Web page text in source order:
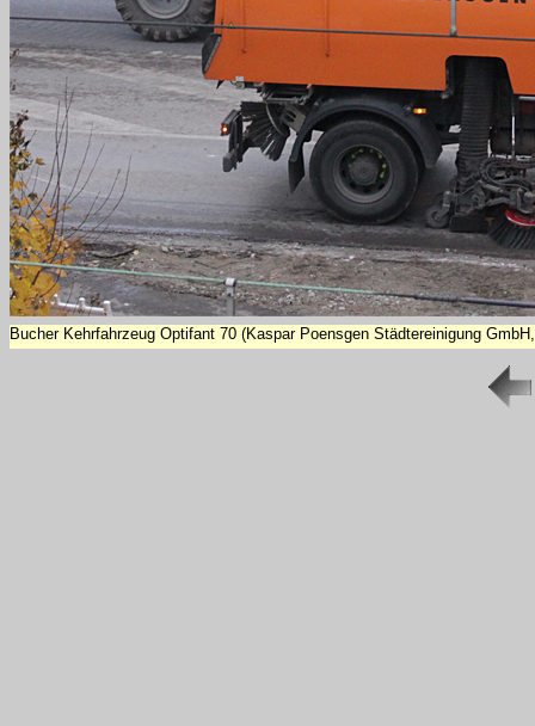
Bucher Kehrfahrzeug Optifant 70 (Kaspar Poensgen Städtereinigung